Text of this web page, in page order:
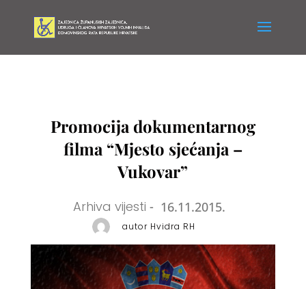
Promocija dokumentarnog
filma “Mjesto sjećanja –
Vukovar”
Arhiva vijesti - 16.11.2015.
autor Hvidra RH